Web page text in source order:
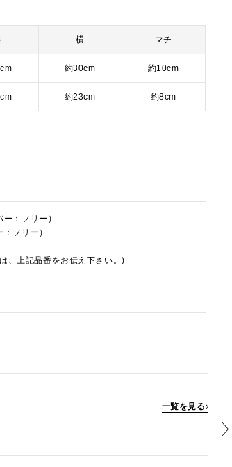
横 マチ
約30cm 約10cm
約23cm 約8cm
：フリー）
フリー）
、上記品番をお伝え下さい。)
一覧を見る